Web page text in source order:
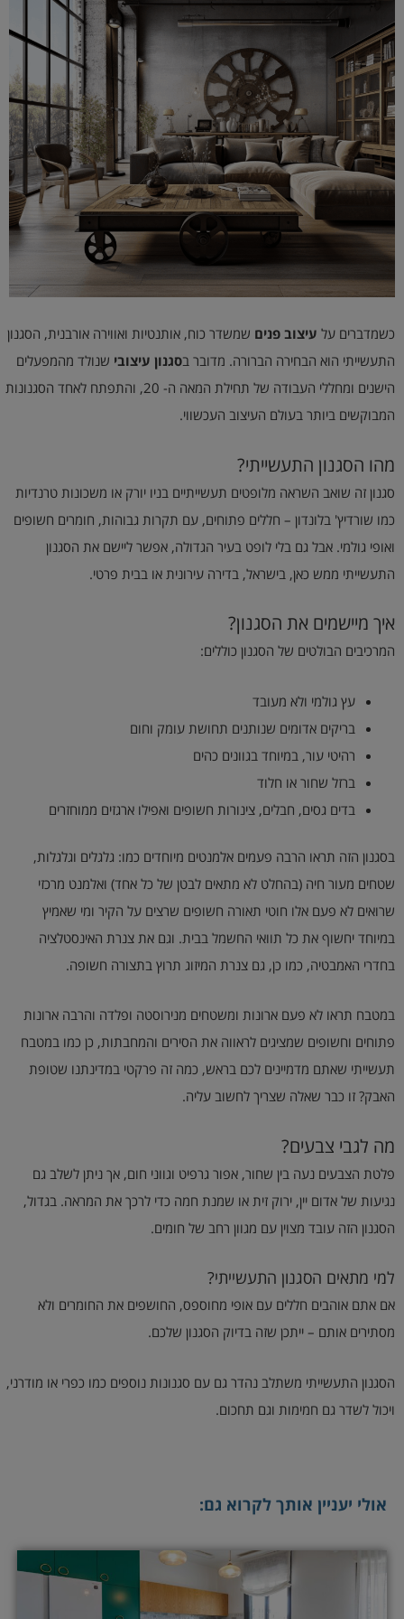
הוסף קו תחתון לקישורים
font_download סמן קישורים
לאפס
את
כל
האפשרויות
cached
השארת משוב
הצהרת נגישות
כשמדברים על עיצוב פנים שמשדר כוח, אותנטיות ואווירה אורבנית, הסגנון
התעשייתי הוא הבחירה הברורה. מדובר בסגנון עיצובי שנולד מהמפעלים
הישנים ומחללי העבודה של תחילת המאה ה- 20, והתפתח לאחד הסגנונות
המבוקשים ביותר בעולם העיצוב העכשווי.
מהו הסגנון התעשייתי?
סגנון זה שואב השראה מלופטים תעשייתיים בניו יורק או משכונות טרנדיות
כמו שורדיץ' בלונדון – חללים פתוחים, עם תקרות גבוהות, חומרים חשופים
ואופי גולמי. אבל גם בלי לופט בעיר הגדולה, אפשר ליישם את הסגנון
התעשייתי ממש כאן, בישראל, בדירה עירונית או בבית פרטי.
איך מיישמים את הסגנון?
המרכיבים הבולטים של הסגנון כוללים:
עץ גולמי ולא מעובד
בריקים אדומים שנותנים תחושת עומק וחום
רהיטי עור, במיוחד בגוונים כהים
ברזל שחור או חלוד
בדים גסים, חבלים, צינורות חשופים ואפילו ארגזים ממוחזרים
בסגנון הזה תראו הרבה פעמים אלמנטים מיוחדים כמו: גלגלים וגלגלות,
שטחים מעור חיה (בהחלט לא מתאים לבטן של כל אחד) ואלמנט מרכזי
שרואים לא פעם אלו חוטי תאורה חשופים שרצים על הקיר ומי שאמיץ
במיוחד יחשוף את כל תוואי החשמל בבית. וגם את צנרת האינסטלציה
בחדרי האמבטיה, כמו כן, גם צנרת המיזוג תרוץ בתצורה חשופה.
במטבח תראו לא פעם ארונות ומשטחים מנירוסטה ופלדה והרבה ארונות
פתוחים וחשופים שמציגים לראווה את הסירים והמחבתות, כן כמו במטבח
תעשייתי שאתם מדמיינים לכם בראש, כמה זה פרקטי במדינתנו שטופת
האבק? זו כבר שאלה שצריך לחשוב עליה.
מה לגבי צבעים?
פלטת הצבעים נעה בין שחור, אפור גרפיט וגווני חום, אך ניתן לשלב גם
נגיעות של אדום יין, ירוק זית או שמנת חמה כדי לרכך את המראה. בגדול,
הסגנון הזה עובד מצוין עם מגוון רחב של חומים.
למי מתאים הסגנון התעשייתי?
אם אתם אוהבים חללים עם אופי מחוספס, החושפים את החומרים ולא
מסתירים אותם – ייתכן שזה בדיוק הסגנון שלכם.
הסגנון התעשייתי משתלב נהדר גם עם סגנונות נוספים כמו כפרי או מודרני,
ויכול לשדר גם חמימות וגם תחכום.
אולי יעניין אותך לקרוא גם: